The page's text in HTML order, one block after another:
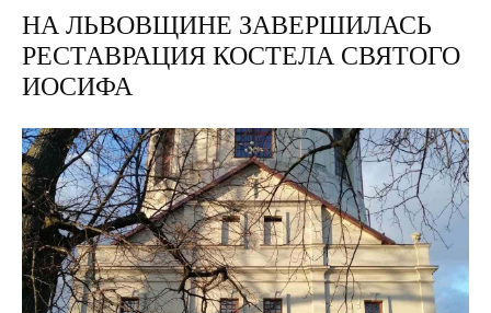
НА ЛЬВОВЩИНЕ ЗАВЕРШИЛАСЬ
РЕСТАВРАЦИЯ КОСТЕЛА СВЯТОГО
ИОСИФА